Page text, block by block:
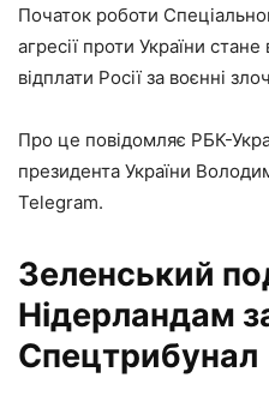
Початок роботи
агресії проти України
відплати Росії за воєнні
Про це повідомляє РБК-
президента України
Telegram.
Зеленський
Нідерландам
Спецтрибунал